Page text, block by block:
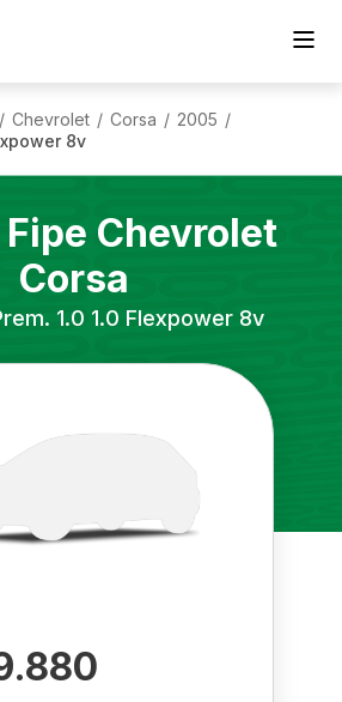
/ Chevrolet / Corsa / 2005 /
8v
Chevrolet
Corsa
1.0 1.0 Flexpower 8v